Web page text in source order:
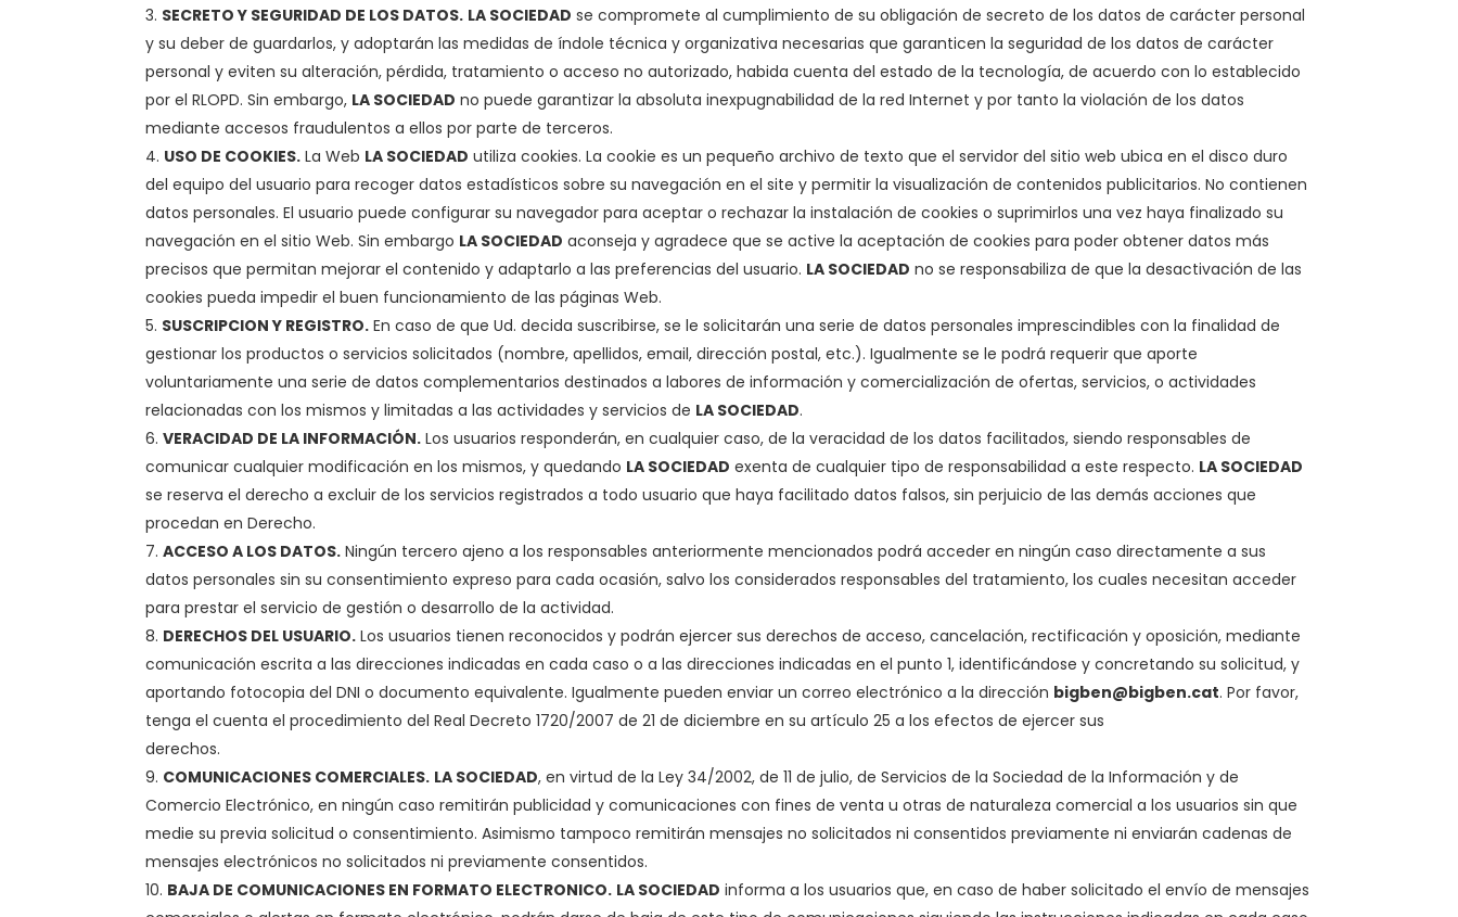
SECRETO Y SEGURIDAD DE LOS DATOS. LA SOCIEDAD se compromete al cumplimiento de su obligación de secreto de los datos de carácter personal
y su deber de guardarlos, y adoptarán las medidas de índole técnica y organizativa necesarias que garanticen la seguridad de los datos de carácter
personal y eviten su alteración, pérdida, tratamiento o acceso no autorizado, habida cuenta del estado de la tecnología, de acuerdo con lo establecido
por el RLOPD. Sin embargo, LA SOCIEDAD no puede garantizar la absoluta inexpugnabilidad de la red Internet y por tanto la violación de los datos
mediante accesos fraudulentos a ellos por parte de terceros.
USO DE COOKIES. La Web LA SOCIEDAD utiliza cookies. La cookie es un pequeño archivo de texto que el servidor del sitio web ubica en el disco duro
del equipo del usuario para recoger datos estadísticos sobre su navegación en el site y permitir la visualización de contenidos publicitarios. No contienen
datos personales. El usuario puede configurar su navegador para aceptar o rechazar la instalación de cookies o suprimirlos una vez haya finalizado su
navegación en el sitio Web. Sin embargo LA SOCIEDAD aconseja y agradece que se active la aceptación de cookies para poder obtener datos más
precisos que permitan mejorar el contenido y adaptarlo a las preferencias del usuario. LA SOCIEDAD no se responsabiliza de que la desactivación de las
cookies pueda impedir el buen funcionamiento de las páginas Web.
SUSCRIPCION Y REGISTRO. En caso de que Ud. decida suscribirse, se le solicitarán una serie de datos personales imprescindibles con la finalidad de
gestionar los productos o servicios solicitados (nombre, apellidos, email, dirección postal, etc.). Igualmente se le podrá requerir que aporte
voluntariamente una serie de datos complementarios destinados a labores de información y comercialización de ofertas, servicios, o actividades
relacionadas con los mismos y limitadas a las actividades y servicios de LA SOCIEDAD.
VERACIDAD DE LA INFORMACIÓN. Los usuarios responderán, en cualquier caso, de la veracidad de los datos facilitados, siendo responsables de
comunicar cualquier modificación en los mismos, y quedando LA SOCIEDAD exenta de cualquier tipo de responsabilidad a este respecto. LA SOCIEDAD
se reserva el derecho a excluir de los servicios registrados a todo usuario que haya facilitado datos falsos, sin perjuicio de las demás acciones que
procedan en Derecho.
ACCESO A LOS DATOS. Ningún tercero ajeno a los responsables anteriormente mencionados podrá acceder en ningún caso directamente a sus
datos personales sin su consentimiento expreso para cada ocasión, salvo los considerados responsables del tratamiento, los cuales necesitan acceder
para prestar el servicio de gestión o desarrollo de la actividad.
DERECHOS DEL USUARIO. Los usuarios tienen reconocidos y podrán ejercer sus derechos de acceso, cancelación, rectificación y oposición, mediante
comunicación escrita a las direcciones indicadas en cada caso o a las direcciones indicadas en el punto 1, identificándose y concretando su solicitud, y
aportando fotocopia del DNI o documento equivalente. Igualmente pueden enviar un correo electrónico a la dirección bigben@bigben.cat. Por favor,
tenga el cuenta el procedimiento del Real Decreto 1720/2007 de 21 de diciembre en su artículo 25 a los efectos de ejercer sus
derechos.
COMUNICACIONES COMERCIALES. LA SOCIEDAD, en virtud de la Ley 34/2002, de 11 de julio, de Servicios de la Sociedad de la Información y de
Comercio Electrónico, en ningún caso remitirán publicidad y comunicaciones con fines de venta u otras de naturaleza comercial a los usuarios sin que
medie su previa solicitud o consentimiento. Asimismo tampoco remitirán mensajes no solicitados ni consentidos previamente ni enviarán cadenas de
mensajes electrónicos no solicitados ni previamente consentidos.
BAJA DE COMUNICACIONES EN FORMATO ELECTRONICO. LA SOCIEDAD informa a los usuarios que, en caso de haber solicitado el envío de mensajes